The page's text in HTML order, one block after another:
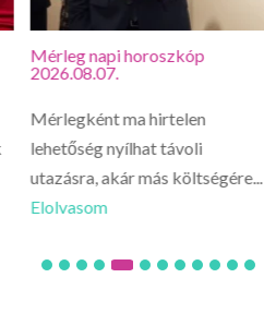
Mérleg napi horoszkóp
2026.08.07.
Mérlegként ma hirtelen
lehetőség nyílhat távoli
utazásra, akár más költségére...
Elolvasom